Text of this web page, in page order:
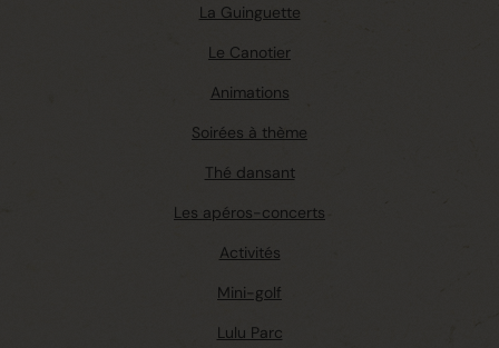
La Guinguette
Le Canotier
Animations
Soirées à thème
Thé dansant
Les apéros-concerts
Activités
Mini-golf
Lulu Parc